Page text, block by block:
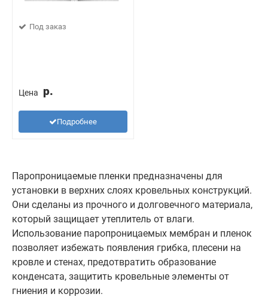
Под заказ
Цена р.
Подробнее
Паропроницаемые пленки предназначены для
установки в верхних слоях кровельных конструкций.
Они сделаны из прочного и долговечного материала,
который защищает утеплитель от влаги.
Использование паропроницаемых мембран и пленок
позволяет избежать появления грибка, плесени на
кровле и стенах, предотвратить образование
конденсата, защитить кровельные элементы от
гниения и коррозии.